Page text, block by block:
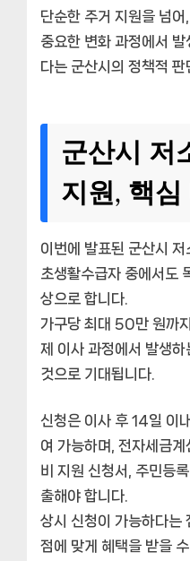
단순한 주거 지원을 넘
중요한 변화 과정에서
다는 군산시의 정책적 판
군산시 저
지원, 핵심
이번에 발표된 군산시 저
초생활수급자 중에서도
상으로 합니다.
가구당 최대 50만 원까
제 이사 과정에서 발생
것으로 기대됩니다.
신청은 이사 후 14일 이
여 가능하며, 전자세금
비 지원 신청서, 주민등
출해야 합니다.
상시 신청이 가능하다는
점에 맞게 혜택을 받을